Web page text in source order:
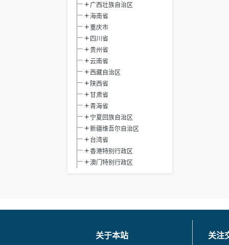
广西壮族自治区
海南省
重庆市
四川省
贵州省
云南省
西藏自治区
陕西省
甘肃省
青海省
宁夏回族自治区
新疆维吾尔自治区
台湾省
香港特别行政区
澳门特别行政区
关于本站 关注